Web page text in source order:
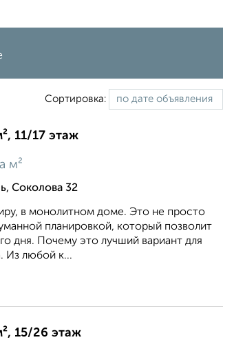
Сортировка:
11/17 этаж
м²
Соколова 32
в монолитном доме. Это не просто
планировкой, который позволит
дня. Почему это лучший вариант для
Из любой к...
15/26 этаж